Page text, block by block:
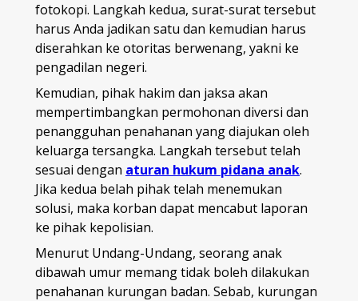
fotokopi. Langkah kedua, surat-surat tersebut
harus Anda jadikan satu dan kemudian harus
diserahkan ke otoritas berwenang, yakni ke
pengadilan negeri.
Kemudian, pihak hakim dan jaksa akan
mempertimbangkan permohonan diversi dan
penangguhan penahanan yang diajukan oleh
keluarga tersangka. Langkah tersebut telah
sesuai dengan aturan hukum pidana anak.
Jika kedua belah pihak telah menemukan
solusi, maka korban dapat mencabut laporan
ke pihak kepolisian.
Menurut Undang-Undang, seorang anak
dibawah umur memang tidak boleh dilakukan
penahanan kurungan badan. Sebab, kurungan